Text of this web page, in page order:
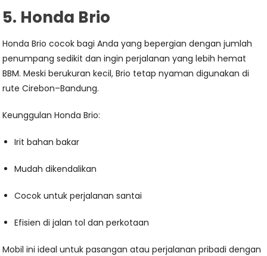
5. Honda Brio
Honda Brio cocok bagi Anda yang bepergian dengan jumlah
penumpang sedikit dan ingin perjalanan yang lebih hemat
BBM. Meski berukuran kecil, Brio tetap nyaman digunakan di
rute Cirebon–Bandung.
Keunggulan Honda Brio:
Irit bahan bakar
Mudah dikendalikan
Cocok untuk perjalanan santai
Efisien di jalan tol dan perkotaan
Mobil ini ideal untuk pasangan atau perjalanan pribadi dengan